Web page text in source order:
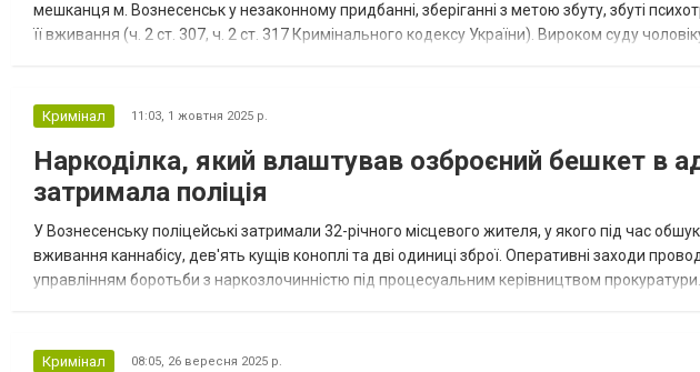
мешканця м. Вознесенськ у незаконному придбанні, зберіганні з метою збуту, збуті
її вживання (ч. 2 ст. 307, ч. 2 ст. 317 Кримінального кодексу України). Вироком суду
Кримінал 11:03, 1 жовтня 2025 р.
Наркоділка, який влаштував озброєний бешкет в
затримала поліція
У Вознесенську поліцейські затримали 32-річного місцевого жителя, у якого під час
вживання каннабісу, дев'ять кущів коноплі та дві одиниці зброї. Оперативні заходи
управлінням боротьби з наркозлочинністю під процесуальним керівництвом
Кримінал 08:05, 26 вересня 2025 р.